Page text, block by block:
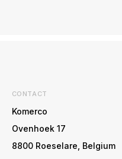
CONTACT
Komerco
Ovenhoek 17
8800 Roeselare, Belgium